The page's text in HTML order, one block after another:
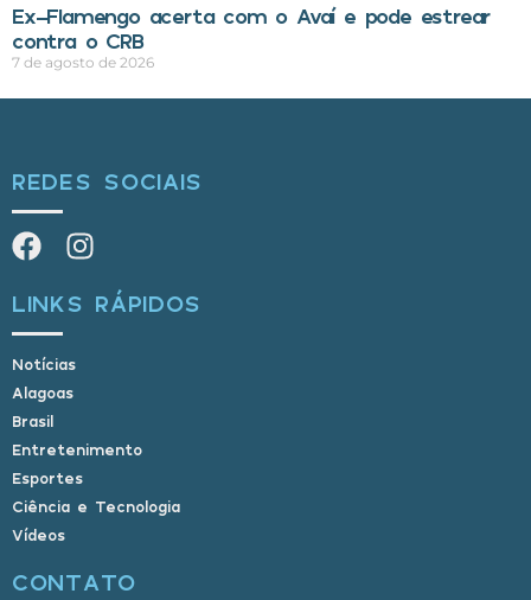
Ex-Flamengo acerta com o Avaí e pode estrear
contra o CRB
7 de agosto de 2026
REDES SOCIAIS
LINKS RÁPIDOS
Notícias
Alagoas
Brasil
Entretenimento
Esportes
Ciência e Tecnologia
Vídeos
CONTATO